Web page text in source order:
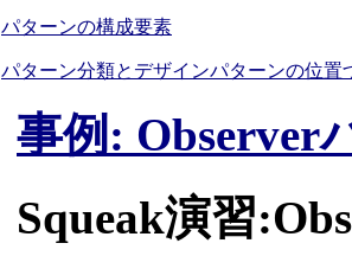
パターンの構成要素
パターン分類とデザインパターンの位置
事例: Observer
Squeak演習